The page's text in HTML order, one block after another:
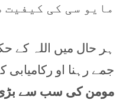
مایو سی کی کیفیت
ہر حال میں اللہ کے
جمے رہنا او رکامیابی
مومن کی سب سے